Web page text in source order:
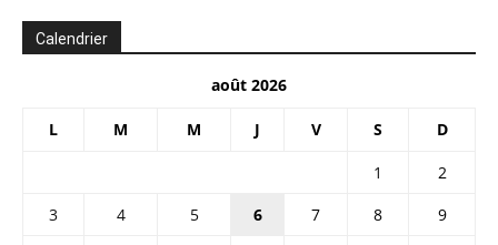
Calendrier
août 2026
L M M J V S D
1
2
3
4 5 6 7 8
9